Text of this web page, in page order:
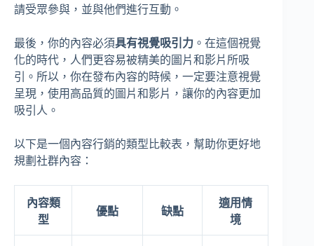
請受眾參與，並與他們進行互動。
最後，你的內容必須具有視覺吸引力 。在這個視覺
化的時代，人們更容易被精美的圖片和影片所吸
引。所以，你在發布內容的時候，一定要注意視覺
呈現，使用高品質的圖片和影片，讓你的內容更加
吸引人。
以下是一個內容行銷的類型比較表，幫助你更好地
規劃社群內容：
內容類
型
優點 缺點
適用情
境